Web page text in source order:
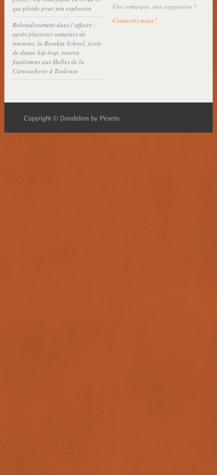
qui plaide pour son explosion
Rebondissement dans l’affaire :
après plusieurs semaines de
tensions, la Breakin School, école
de danse hip-hop, restera
finalement aux Halles de la
Cartoucherie à Toulouse
Une remarque, une suggestion ?
Contactez-nous !